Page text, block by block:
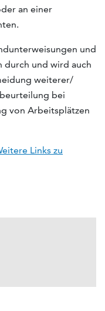
an einer
und
durch und wird auch
weiterer/
bei
von Arbeitsplätzen
Links zu